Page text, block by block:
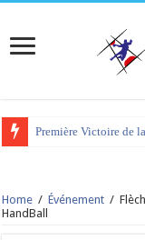
Première Victoire de
Home / Événement /
HandBall